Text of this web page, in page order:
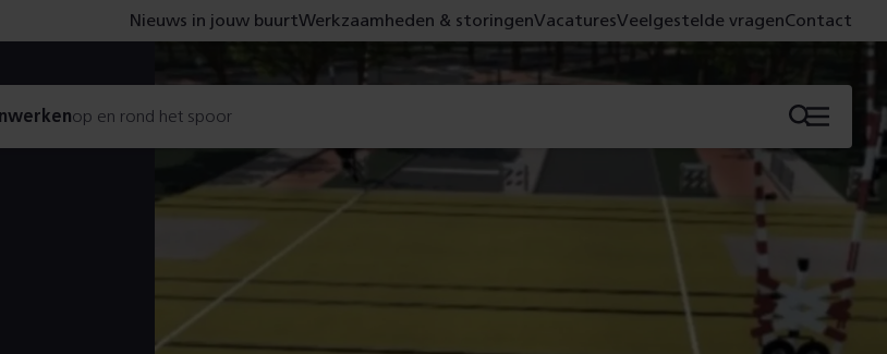
Nieuws in jouw buurtWerkzaamheden & storingenVacaturesVeelgestelde vragenContact
op en rond het spoor Menu